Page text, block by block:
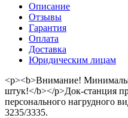
Описание
Отзывы
Гарантия
Оплата
Доставка
Юридическим лицам
<p><b>Внимание!
штук!</b></p>Док-станция
персонального нагрудного
3235/3335.